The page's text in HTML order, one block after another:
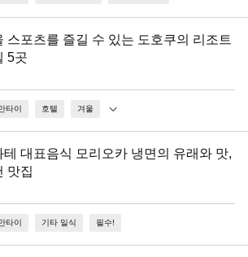
스포츠를 즐길 수 있는 도호쿠의 리조트
5곳
타이 호텔 겨울
테 대표음식 모리오카 냉면의 유래와 맛,
맛집
타이 기타 일식 필수!